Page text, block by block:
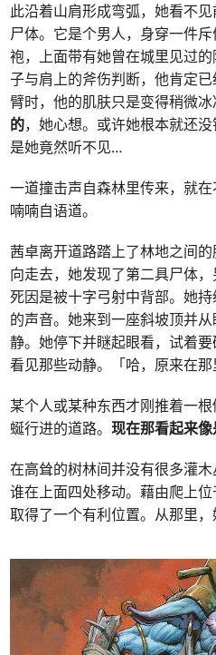
此沿着山肩形成弯弧，她看不
尸体。它是个男人，身穿一件
袍，上面带有她曾在城里见过
子与肩上的斧伤判断，他肯定
臂时，他的肌肤只是变得稍微
的，她心想。或许她根本就还
是她竟然听不见…
一道撞击声自森林里传来，就
喃喃自语道。
茜卓离开道路踏上了林地之间
向走去，她发现了第二具尸体
死因是被十字弓射中背部。她
的声音。她来到一座斜坡顶并
静。她停下并瞇起眼看，试着
看见那些动静。「哈，原来在那
某个人或某种东西才刚推着一
蜒行进的道路。现在那看起来
在高耸的树林间并没有很多灌
谁在上面四处移动。藉由爬上
取得了一个有利位置。从那里，